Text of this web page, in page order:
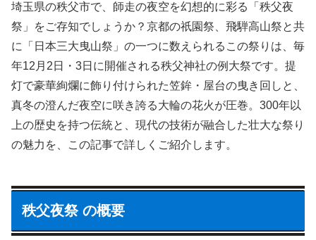
埼玉県の秩父市で、師走の夜空を幻想的に彩る「秩父夜
祭」をご存知でしょうか？京都の祇園祭、飛騨高山祭と共
に「日本三大曳山祭」の一つに数えられるこの祭りは、毎
年12月2日・3日に開催される秩父神社の例大祭です。提
灯で豪華絢爛に飾り付けられた笠鉾・屋台の曳き回しと、
真冬の澄んだ夜空に咲き誇る大輪の花火が圧巻。300年以
上の歴史を持つ伝統と、現代の技術が融合した壮大な祭り
の魅力を、この記事で詳しくご紹介します。
秩父夜祭 の概要